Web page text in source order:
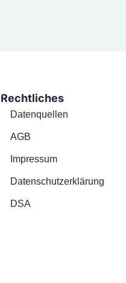
Rechtliches
Datenquellen
AGB
Impressum
Datenschutzerklärung
DSA